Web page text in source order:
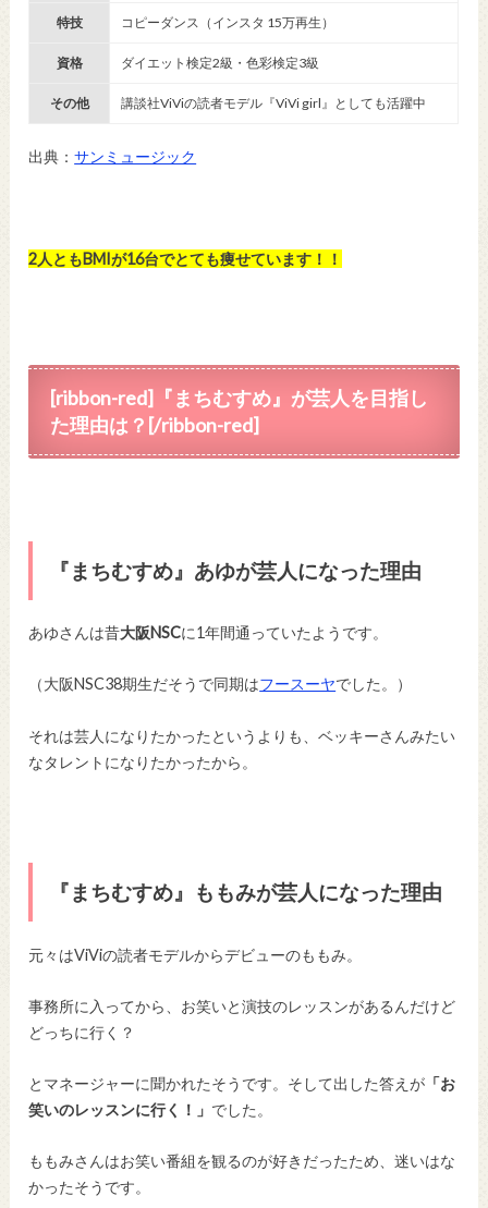
特技 コピーダンス（インスタ 15万再生）
資格 ダイエット検定2級・色彩検定3級
その他 講談社ViViの読者モデル『ViVi girl』としても活躍中
出典：サンミュージック
2人ともBMIが16台でとても痩せています！！
[ribbon-red]『まちむすめ』が芸人を目指し
た理由は？[/ribbon-red]
『まちむすめ』あゆが芸人になった理由
あゆさんは昔大阪NSCに1年間通っていたようです。
（大阪NSC38期生だそうで同期はフースーヤでした。）
それは芸人になりたかったというよりも、ベッキーさんみたい
なタレントになりたかったから。
『まちむすめ』ももみが芸人になった理由
元々はViViの読者モデルからデビューのももみ。
事務所に入ってから、お笑いと演技のレッスンがあるんだけど
どっちに行く？
とマネージャーに聞かれたそうです。そして出した答えが 「お
笑いのレッスンに行く！」 でした。
ももみさんはお笑い番組を観るのが好きだったため、迷いはな
かったそうです。